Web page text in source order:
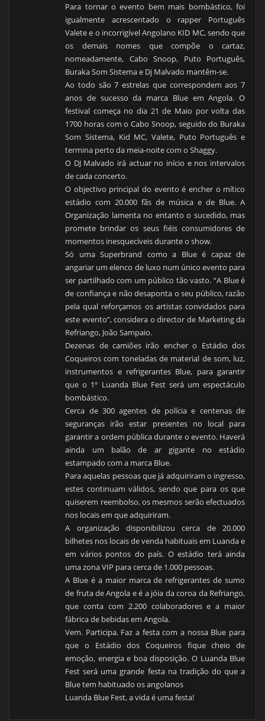
Para tornar o evento bem mais bombástico, foi
igualmente acrescentado o rapper Português
Valete e o incorrigível Angolano KID MC, sendo que
os demais nomes que compõe o cartaz,
nomeadamente, Cabo Snoop, Puto Português,
Buraka Som Sistema e Dj Malvado mantêm-se.
Ao todo são 7 estrelas que correspondem aos 7
anos de sucesso da marca Blue em Angola. O
festival começa no dia 21 de Maio por volta das
1700 horas com o Cabo Snoop, seguido do Buraka
Som Sistema, Kid MC, Valete, Puto Português e
termina perto da meia-noite com o Shaggy.
O DJ Malvado irá actuar no início e nos intervalos
de cada concerto.
O objectivo principal do evento é encher o mítico
estádio com 20.000 fãs de música e de Blue. A
Organização lamenta no entanto o sucedido, mas
promete brindar os seus fiéis consumidores de
momentos inesquecíveis durante o show.
Só uma Superbrand como a Blue é capaz de
angariar um elenco de luxo num único evento para
ser partilhado com um público tão vasto. “A Blue é
de confiança e não desaponta o seu público, razão
pela qual reforçamos os artistas convidados para
este evento”, considera o director de Marketing da
Refriango, João Sampaio.
Dezenas de camiões irão encher o Estádio dos
Coqueiros com toneladas de material de som, luz,
instrumentos e refrigerantes Blue, para garantir
que o 1º Luanda Blue Fest será um espectáculo
bombástico.
Cerca de 300 agentes de polícia e centenas de
seguranças irão estar presentes no local para
garantir a ordem pública durante o evento. Haverá
ainda um balão de ar gigante no estádio
estampado com a marca Blue.
Para aquelas pessoas que já adquiriram o ingresso,
estes continuam válidos, sendo que para os que
quiserem reembolso, os mesmos serão efectuados
nos locais em que adquiriram.
A organização disponibilizou cerca de 20.000
bilhetes nos locais de venda habituais em Luanda e
em vários pontos do país. O estádio terá ainda
uma zona VIP para cerca de 1.000 pessoas.
A Blue é a maior marca de refrigerantes de sumo
de fruta de Angola e é a jóia da coroa da Refriango,
que conta com 2.200 colaboradores e a maior
fábrica de bebidas em Angola.
Vem. Participa. Faz a festa com a nossa Blue para
que o Estádio dos Coqueiros fique cheio de
emoção, energia e boa disposição. O Luanda Blue
Fest será uma grande festa na tradição do que a
Blue tem habituado os angolanos
Luanda Blue Fest, a vida é uma festa!